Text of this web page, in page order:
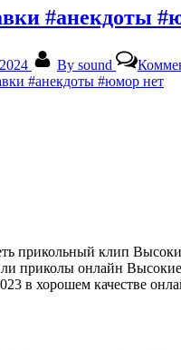
#анекдоты
By sound
#анекдоты #юмор нет
прикольный клип
приколы онлайн Высокие
в хорошем качестве